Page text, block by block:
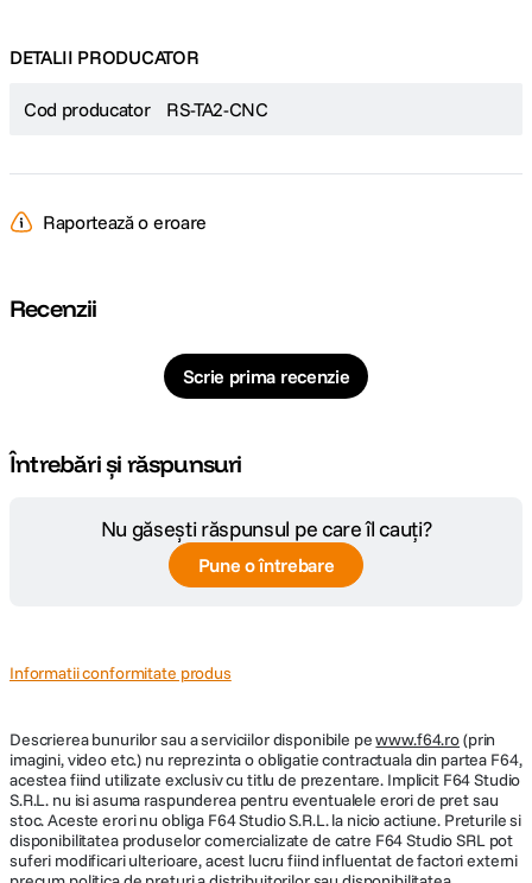
DETALII PRODUCATOR
Cod producator RS-TA2-CNC
Raportează o eroare
Recenzii
Scrie prima recenzie
Întrebări și răspunsuri
Nu găsești răspunsul pe care îl cauți?
Pune o întrebare
Informatii conformitate produs
Descrierea bunurilor sau a serviciilor disponibile pewww.f64.ro(prin
imagini, video etc.) nu reprezinta o obligatie contractuala din partea F64,
acestea fiind utilizate exclusiv cu titlu de prezentare. Implicit F64 Studio
S.R.L. nu isi asuma raspunderea pentru eventualele erori de pret sau
stoc. Aceste erori nu obliga F64 Studio S.R.L. la nicio actiune. Preturile si
disponibilitatea produselor comercializate de catre F64 Studio SRL pot
suferi modificari ulterioare, acest lucru fiind influentat de factori externi